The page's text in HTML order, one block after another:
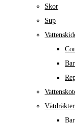
Skor
Sup
Våtdräkter